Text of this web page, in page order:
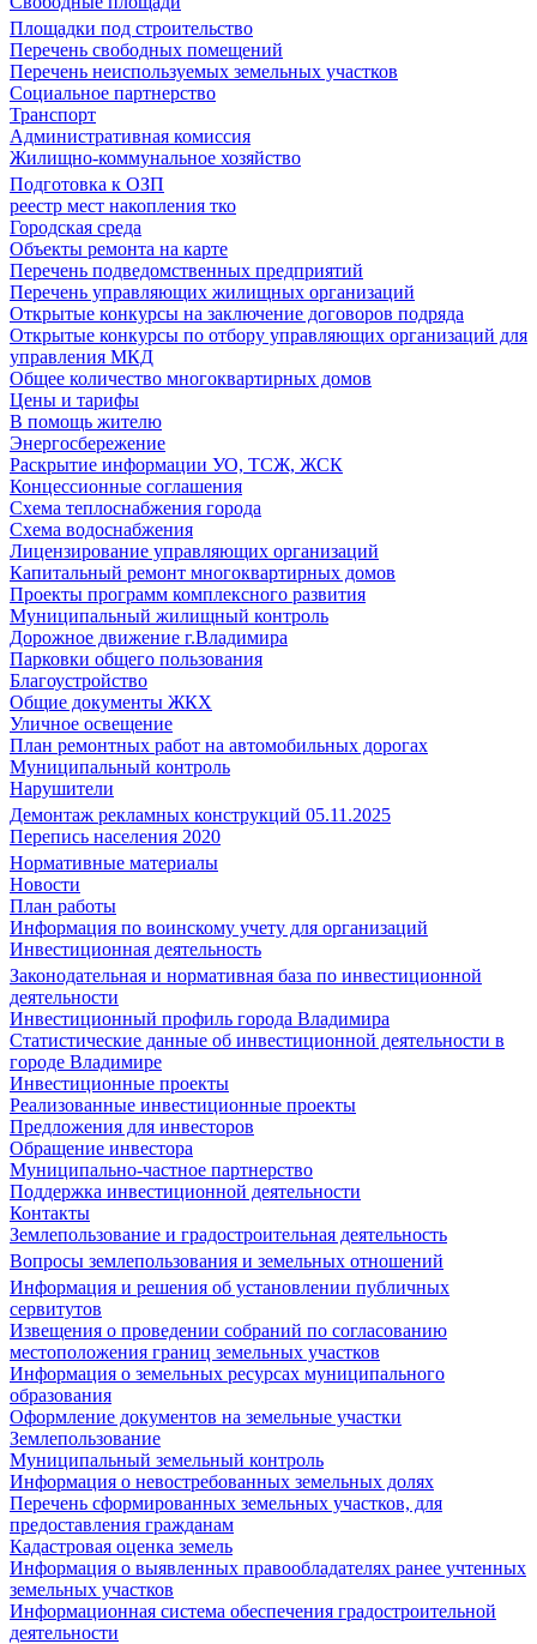
Площадки под строительство
Перечень свободных помещений
Перечень неиспользуемых земельных участков
Социальное партнерство
Транспорт
Административная комиссия
Жилищно-коммунальное хозяйство
Подготовка к ОЗП
реестр мест накопления тко
Городская среда
Объекты ремонта на карте
Перечень подведомственных предприятий
Перечень управляющих жилищных организаций
Открытые конкурсы на заключение договоров подряда
Открытые конкурсы по отбору управляющих организаций для
управления МКД
Общее количество многоквартирных домов
Цены и тарифы
В помощь жителю
Энергосбережение
Раскрытие информации УО, ТСЖ, ЖСК
Концессионные соглашения
Схема теплоснабжения города
Схема водоснабжения
Лицензирование управляющих организаций
Капитальный ремонт многоквартирных домов
Проекты программ комплексного развития
Муниципальный жилищный контроль
Дорожное движение г.Владимира
Парковки общего пользования
Благоустройство
Общие документы ЖКХ
Уличное освещение
План ремонтных работ на автомобильных дорогах
Муниципальный контроль
Нарушители
Демонтаж рекламных конструкций 05.11.2025
Перепись населения 2020
Нормативные материалы
Новости
План работы
Информация по воинскому учету для организаций
Инвестиционная деятельность
Законодательная и нормативная база по инвестиционной
деятельности
Инвестиционный профиль города Владимира
Статистические данные об инвестиционной деятельности в
городе Владимире
Инвестиционные проекты
Реализованные инвестиционные проекты
Предложения для инвесторов
Обращение инвестора
Муниципально-частное партнерство
Поддержка инвестиционной деятельности
Контакты
Землепользование и градостроительная деятельность
Вопросы землепользования и земельных отношений
Информация и решения об установлении публичных
сервитутов
Извещения о проведении собраний по согласованию
местоположения границ земельных участков
Информация о земельных ресурсах муниципального
образования
Оформление документов на земельные участки
Землепользование
Муниципальный земельный контроль
Информация о невостребованных земельных долях
Перечень сформированных земельных участков, для
предоставления гражданам
Кадастровая оценка земель
Информация о выявленных правообладателях ранее учтенных
земельных участков
Информационная система обеспечения градостроительной
деятельности